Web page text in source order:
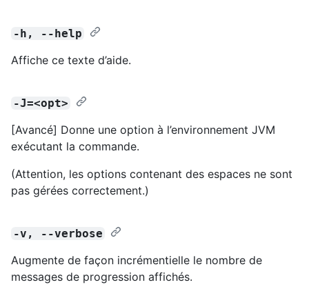
-h, --help
Affiche ce texte d’aide.
-J=<opt>
[Avancé] Donne une option à l’environnement JVM
exécutant la commande.
(Attention, les options contenant des espaces ne sont
pas gérées correctement.)
-v, --verbose
Augmente de façon incrémentielle le nombre de
messages de progression affichés.